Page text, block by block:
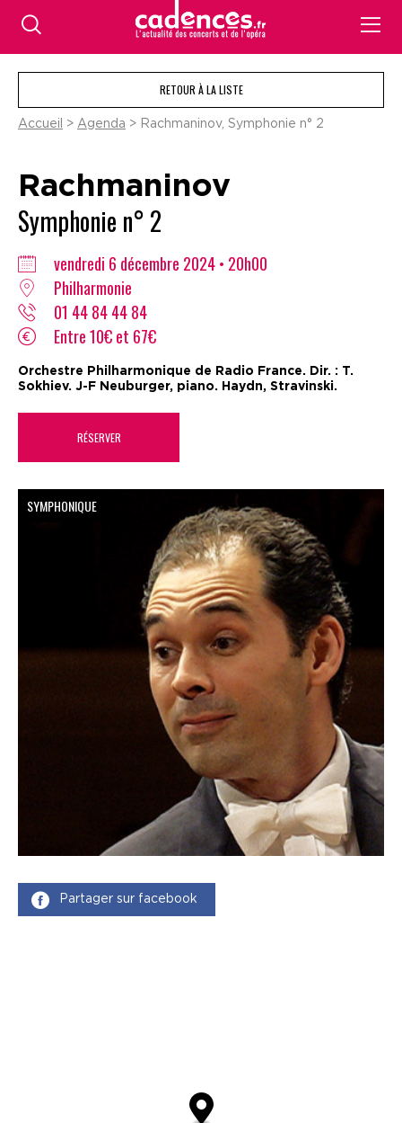
RETOUR À LA LISTE
Accueil > Agenda > Rachmaninov, Symphonie n° 2
Rachmaninov
Symphonie n° 2
vendredi 6 décembre 2024 • 20h00
Philharmonie
01 44 84 44 84
Entre 10€ et 67€
Orchestre Philharmonique de Radio France. Dir. : T.
Sokhiev. J-F Neuburger, piano. Haydn, Stravinski.
RÉSERVER
SYMPHONIQUE
Partager sur facebook